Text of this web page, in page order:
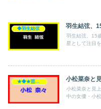
◆羽生結弦 羽生結弦、
羽生結弦、15
星として注目
小松菜奈と
小松菜奈と見
中の女優・小